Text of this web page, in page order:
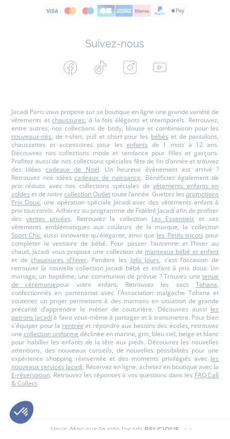
Suivez-nous
Facebook Tiktok InstagramYoutube
Jacadi Paris vous propose sur sa boutique en ligne une grande variété de
vêtements etchaussures, à la fois élégants et intemporels. Retrouvez,
entre autres, nos collections de body, blouse et combinaison pour les
nouveaux-nés, de t-shirt, pull et short pour les bébés et de pantalons,
chaussettes et accessoires pour lesenfants de 1 mois à 12 ans.
Découvrez nos collections mode et tendance pour filles et garçons.
Profitez aussi de nos collections spéciales fête de fin d’année et trouvez
des idées cadeaux de Noël. Un heureux événement est arrivé ?
Retrouvez nos idéescadeaux de naissance. Bénéficiez également de
prix réduits avec nos collections spéciales devêtements enfants en
soldes et de notre collection Outlettoute l’année. Guettez les promotions
Prix Doux, une opération spéciale Jacadi avec des vêtements enfant à
prix tout ronds. Adhérez au programme de Fidélité Jacadi afin de profiter
des ventes privées. Retrouvez la collection Les Essentiels et ses
vêtements emblématiques aux couleurs de la marque, la collection
Sport Chic aussi innovante qu'élégante, ainsi que les Petits tricots pour
compléter le vestiaire de bébé. Pour passer l’automne et l’hiver au
chaud, Jacadi vous propose une collection de manteaux bébé et enfant
et dechaussures d'hiver. Pendant les Jolis Jours, c’est l’occasion de
retrouver la nouvelle collection Jacadi bébé et enfant à prix doux. Un
mariage, un baptême, une communion de prévue ? Trouvez une tenue
de cérémoniepour votre enfant. Retrouvez les sacsTohana,
confectionnés en partenariat avec l'Association malgache Tohana et
soutenez un projet permettant à des mamans en situation de grande
précarité d’apprendre le métier de couturière. Découvrez aussi les
patrons Jacadi à faire vous-même à partager et à transmettre. Pour bien
s'équiper pour la rentrée et répondre aux besoins des écoles, retrouvez
une collection uniforme déclinée en marine, gris, bleu ciel, beige et blanc
pour habiller les enfants de la tête aux pieds. Découvrez les nouvelles
attentions, des nouveaux conseils, de nouvelles possibilités pour une
expérience shopping réinventée et des moments privilégiés avec les
nouveaux services Jacadi. Réservez en ligne, achetez en boutique avec la
E-réservation. Retrouvez les réponses à vos questions dans les FAQ Call
& Collect.
Vous êtes sur le site Jacadi BELGIQUE